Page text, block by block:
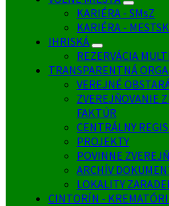
KARIÉRA - SMsZ
KARIÉRA -
IHRISKÁ
REZERVÁCIA
TRANSPARENTNÁ
VEREJNÉ
ZVEREJŇOVANIE
FAKTÚR
CENTRÁLNY
PROJEKTY
POVINNE
ARCHÍV
LOKALITY
CINTORÍN -